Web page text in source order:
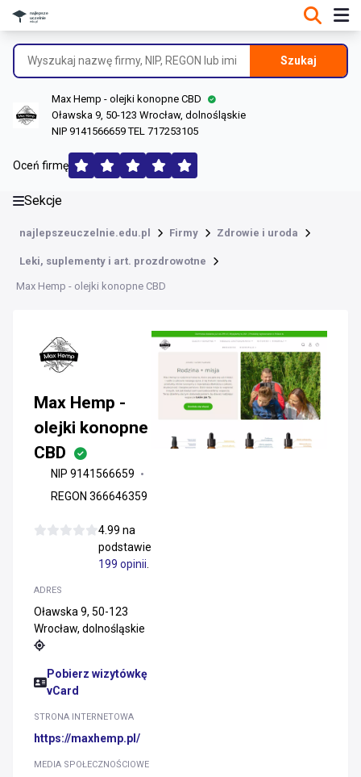
Szukaj
Max Hemp - olejki konopne CBD
Oławska 9, 50-123 Wrocław, dolnośląskie
NIP 9141566659 TEL 717253105
Oceń firmę
Sekcje
najlepszeuczelnie.edu.pl Firmy Zdrowie i uroda
Leki, suplementy i art. prozdrowotne
Max Hemp - olejki konopne CBD
Informacje o firmie
Dane rejestrowe
Lokalizacje
Opinie (199)
Max Hemp -
olejki konopne
CBD
NIP 9141566659
REGON 366646359
4.99 na
podstawie
199 opinii
ADRES
Oławska 9, 50-123
Wrocław, dolnośląskie
Pobierz wizytówkę
vCard
STRONA INTERNETOWA
https://maxhemp.pl/
MEDIA SPOŁECZNOŚCIOWE